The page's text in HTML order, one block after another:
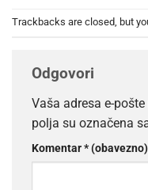
Trackbacks are closed, but
Odgovori
Vaša adresa e-
polja su označena
Komentar* (obavezno)